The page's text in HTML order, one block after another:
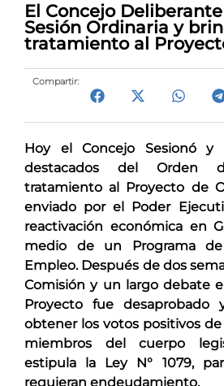
El Concejo
Sesión Ordinaria y
tratamiento al
Compartir:
Hoy el Concejo Sesionó
destacados del Orden
tratamiento al Proyecto de
enviado por el Poder
reactivación económica en
medio de un Programa
Empleo. Después de dos
Comisión y un largo debate
Proyecto fue
obtener los votos positivos
miembros del cuerpo
estipula la Ley N° 1079,
requieran endeudamiento.